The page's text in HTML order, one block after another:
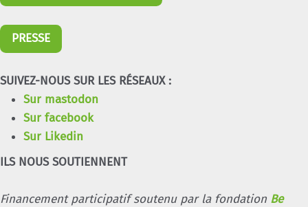
PRESSE
SUIVEZ-NOUS SUR LES RÉSEAUX :
Sur mastodon
Sur facebook
Sur Likedin
ILS NOUS SOUTIENNENT
Financement participatif soutenu par la fondation Be